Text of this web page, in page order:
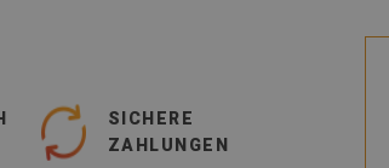
SICHERE
ZAHLUNGEN